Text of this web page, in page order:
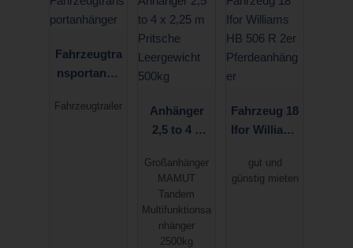
100km/h
Fahrzeugtra
nsportanhä
Fahrzeugtrailer
Anhänger
2,5 to 4 x
Pritsche
Leergewicht
500kg
Großanhänger
MAMUT
Tandem
Multifunktionsa
nhänger
2500kg
Fahrzeug 18
Ifor Williams
2er
Pferdeanhä
gut und
günstig mieten